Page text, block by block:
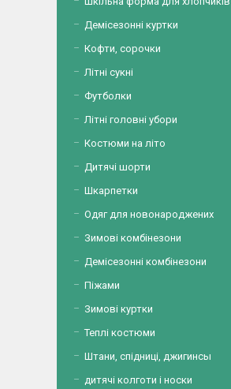
Демісезонні куртки
Кофти, сорочки
Літні сукні
Футболки
Літні головні убори
Костюми на літо
Дитячі шорти
Шкарпетки
Одяг для новонароджених
Зимові комбінезони
Демісезонні комбінезони
Піжами
Зимові куртки
Теплі костюми
Штани, спідниці, джигинсы
дитячі колготи і носки